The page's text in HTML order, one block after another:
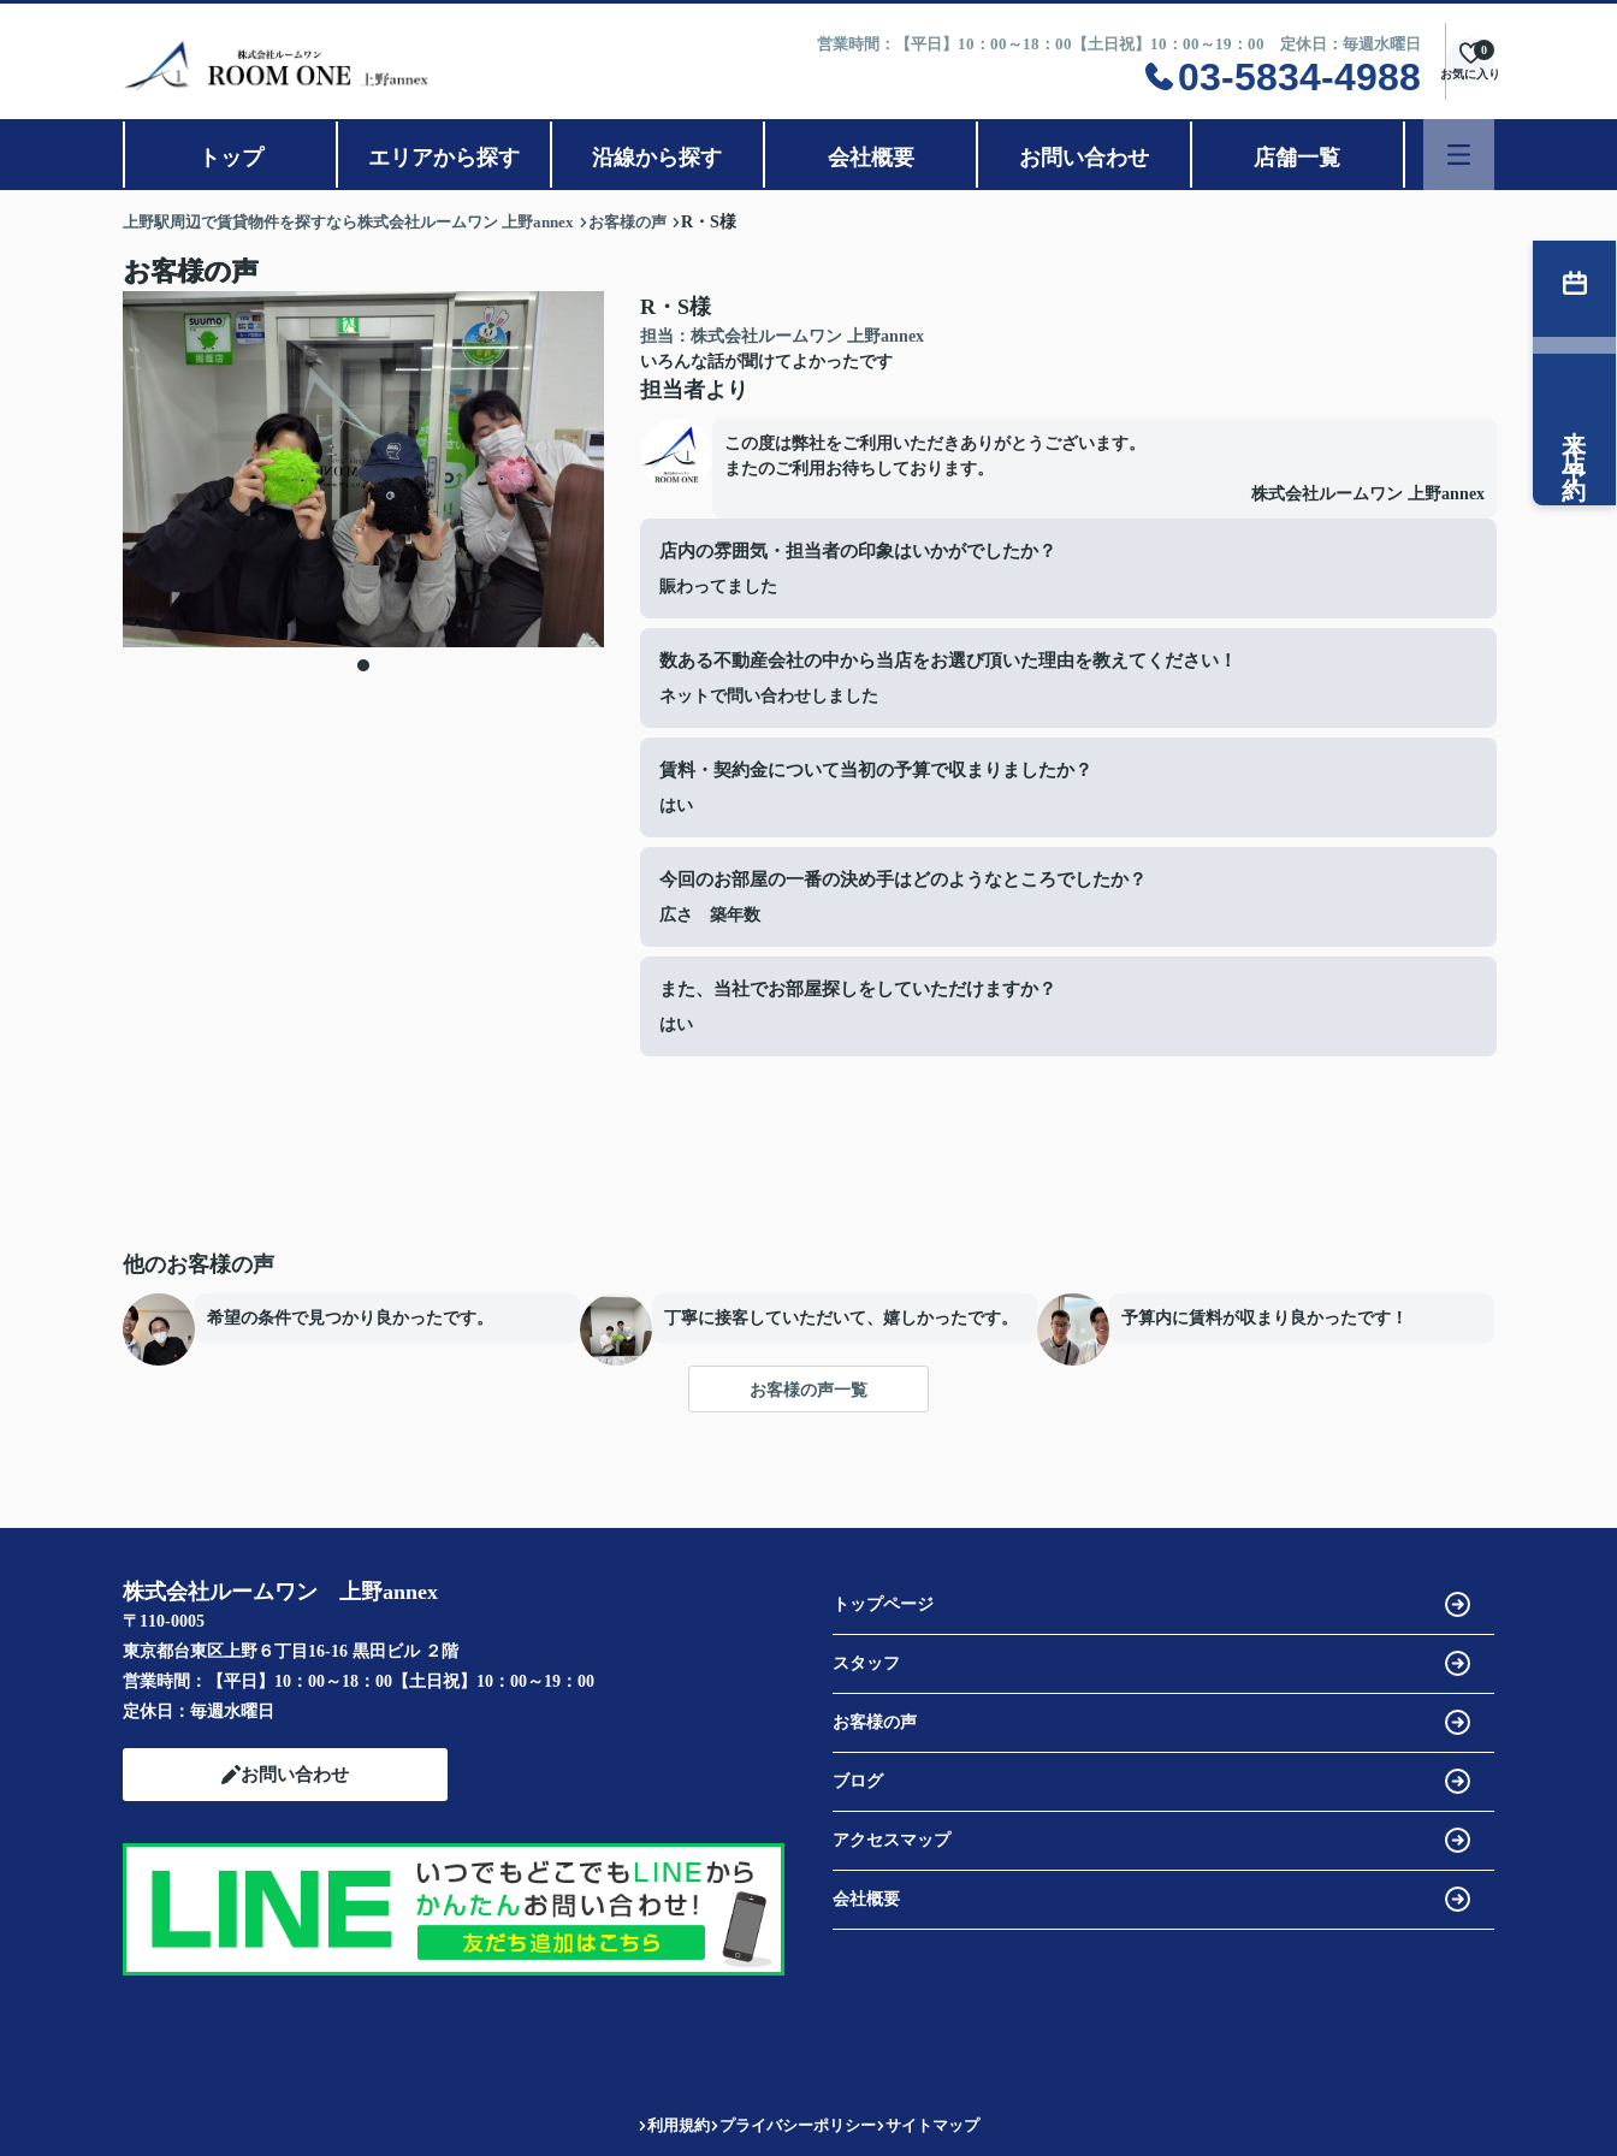
営業時間：【平日】10：00～18：00【土日祝】10：00～19：00 定休日：毎週水曜日
03-5834-4988 お気に入り
0
トップ エリアから探す 沿線から探す 会社概要 お問い合わせ 店舗一覧
上野駅周辺で賃貸物件を探すなら株式会社ルームワン 上野annex お客様の声 R・S様
お客様の声
R・S様
担当：株式会社ルームワン 上野annex
いろんな話が聞けてよかったです
担当者より
この度は弊社をご利用いただきありがとうございます。
またのご利用お待ちしております。
株式会社ルームワン 上野annex
店内の雰囲気・担当者の印象はいかがでしたか？
賑わってました
数ある不動産会社の中から当店をお選び頂いた理由を教えてください！
ネットで問い合わせしました
賃料・契約金について当初の予算で収まりましたか？
はい
今回のお部屋の一番の決め手はどのようなところでしたか？
広さ 築年数
また、当社でお部屋探しをしていただけますか？
はい
他のお客様の声
希望の条件で見つかり良かったです。 丁寧に接客していただいて、嬉しかったです。 予算内に賃料が収まり良かったです！
お客様の声一覧
来店予約
株式会社ルームワン 上野annex
〒110-0005
東京都台東区上野６丁目16-16 黒田ビル ２階
営業時間：
【平日】10：00～18：00【土日祝】10：00～19：00
定休日： 毎週水曜日
お問い合わせ
トップページ
スタッフ
お客様の声
ブログ
アクセスマップ
会社概要
利用規約 プライバシーポリシー サイトマップ